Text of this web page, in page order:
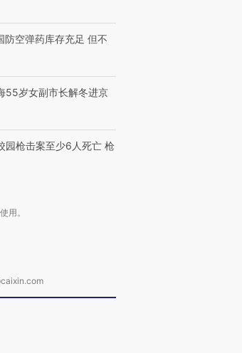
防空弹药库存充足 但不
55岁女副市长解冬进京
园枪击案至少6人死亡 枪
用。